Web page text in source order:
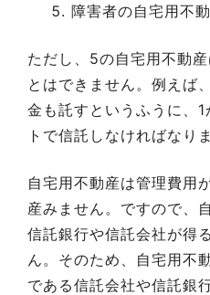
障害者の自宅用不
ただし、5の自宅用不動
とはできません。例えば
金も託すというふうに、
トで信託しなければなり
自宅用不動産は管理費用
産みません。ですので、
信託銀行や信託会社が得
ん。そのため、自宅用不
である信託会社や信託銀